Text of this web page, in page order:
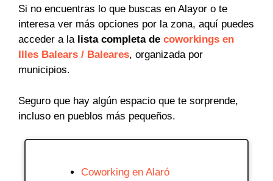
Si no encuentras lo que buscas en Alayor o te
interesa ver más opciones por la zona, aquí puedes
acceder a lalista completa de coworkings en
Illes Balears / Baleares, organizada por
municipios.
Seguro que hay algún espacio que te sorprende,
incluso en pueblos más pequeños.
Coworking en Alaró